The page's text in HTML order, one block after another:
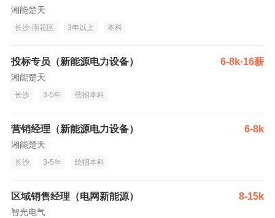
湘能楚天
长沙-雨花区 3年以上 本科
投标专员（新能源电力设备） 6-8k·16薪
湘能楚天
长沙 3-5年 统招本科
营销经理（新能源电力设备） 6-8k
湘能楚天
长沙 3-5年 统招本科
区域销售经理（电网新能源） 8-15k
智光电气